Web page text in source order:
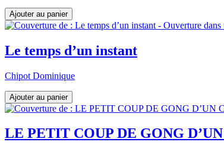
Le temps d’un instant
Chipot Dominique
LE PETIT COUP DE GONG